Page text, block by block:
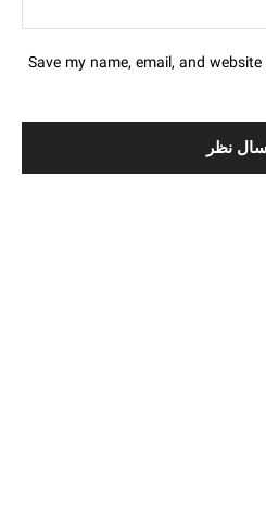
Save my name, email, and